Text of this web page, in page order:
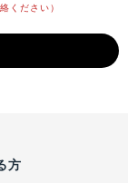
ください）
方